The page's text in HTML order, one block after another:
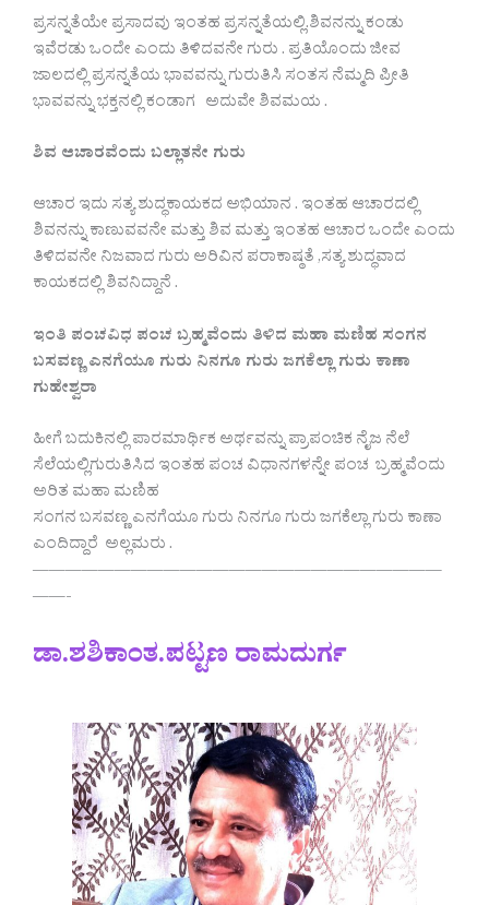
ಪ್ರಸನ್ನತೆಯೇ ಪ್ರಸಾದವು ಇಂತಹ ಪ್ರಸನ್ನತೆಯಲ್ಲಿ.ಶಿವನನ್ನು ಕಂಡು
ಇವೆರಡು ಒಂದೇ ಎಂದು ತಿಳಿದವನೇ ಗುರು . ಪ್ರತಿಯೊಂದು ಜೀವ
ಜಾಲದಲ್ಲಿ ಪ್ರಸನ್ನತೆಯ ಭಾವವನ್ನು ಗುರುತಿಸಿ ಸಂತಸ ನೆಮ್ಮದಿ ಪ್ರೀತಿ
ಭಾವವನ್ನು ಭಕ್ತನಲ್ಲಿ ಕಂಡಾಗ ಅದುವೇ ಶಿವಮಯ .
ಶಿವ ಆಚಾರವೆಂದು ಬಲ್ಲಾತನೇ ಗುರು
ಆಚಾರ ಇದು ಸತ್ಯ ಶುದ್ಧಕಾಯಕದ ಅಭಿಯಾನ . ಇಂತಹ ಆಚಾರದಲ್ಲಿ
ಶಿವನನ್ನು ಕಾಣುವವನೇ ಮತ್ತು ಶಿವ ಮತ್ತು ಇಂತಹ ಆಚಾರ ಒಂದೇ ಎಂದು
ತಿಳಿದವನೇ ನಿಜವಾದ ಗುರು ಅರಿವಿನ ಪರಾಕಾಷ್ಠತೆ ,ಸತ್ಯ ಶುದ್ಧವಾದ
ಕಾಯಕದಲ್ಲಿ ಶಿವನಿದ್ದಾನೆ .
ಇಂತಿ ಪಂಚವಿಧ ಪಂಚ ಬ್ರಹ್ಮವೆಂದು ತಿಳಿದ ಮಹಾ ಮಣಿಹ ಸಂಗನ
ಬಸವಣ್ಣ ಎನಗೆಯೂ ಗುರು ನಿನಗೂ ಗುರು ಜಗಕೆಲ್ಲಾ ಗುರು ಕಾಣಾ
ಗುಹೇಶ್ವರಾ
ಹೀಗೆ ಬದುಕಿನಲ್ಲಿ ಪಾರಮಾರ್ಥಿಕ ಅರ್ಥವನ್ನು ಪ್ರಾಪಂಚಿಕ ನೈಜ ನೆಲೆ
ಸೆಲೆಯಲ್ಲಿಗುರುತಿಸಿದ ಇಂತಹ ಪಂಚ ವಿಧಾನಗಳನ್ನೇ ಪಂಚ ಬ್ರಹ್ಮವೆಂದು
ಅರಿತ ಮಹಾ ಮಣಿಹ
ಸಂಗನ ಬಸವಣ್ಣ ಎನಗೆಯೂ ಗುರು ನಿನಗೂ ಗುರು ಜಗಕೆಲ್ಲಾ ಗುರು ಕಾಣಾ
ಎಂದಿದ್ದಾರೆ ಅಲ್ಲಮರು .
—————————————————————————
——-
ಡಾ.ಶಶಿಕಾಂತ.ಪಟ್ಟಣ ರಾಮದುರ್ಗ